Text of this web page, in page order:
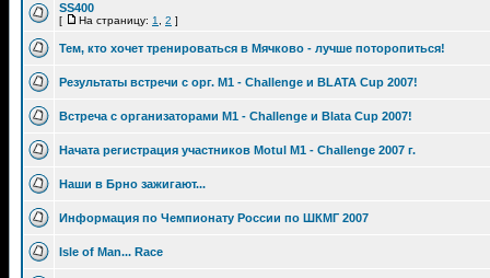
SS400
[ На страницу: 1 2 ]
Тем, кто хочет тренироваться в Мячково - лучше поторопиться!
Результаты встречи с орг. M1 - Challenge и BLATA Cup 2007!
Встреча с организаторами M1 - Challenge и Blata Cup 2007!
Начата регистрация участников Motul M1 - Challenge 2007 г.
Наши в Брно зажигают...
Информация по Чемпионату России по ШКМГ 2007
Isle of Man... Race